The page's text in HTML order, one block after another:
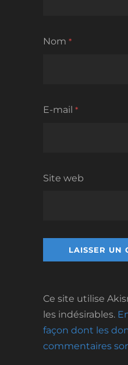
Nom *
E-mail *
Site web
Ce site utilise
les indésirables.
façon dont les
commentaires